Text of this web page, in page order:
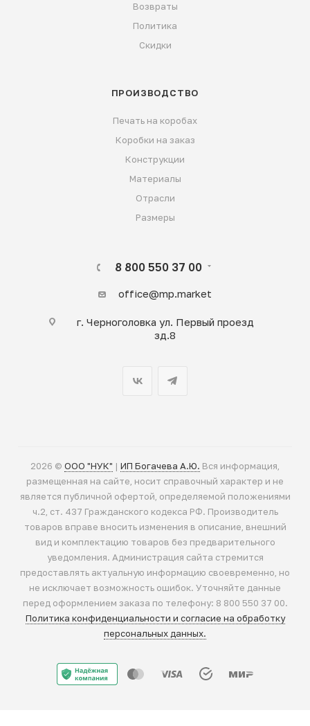
Возвраты
Политика
Скидки
ПРОИЗВОДСТВО
Печать на коробах
Коробки на заказ
Конструкции
Материалы
Отрасли
Размеры
8 800 550 37 00
office@mp.market
г. Черноголовка ул. Первый проезд
зд.8
2026 © ООО "НУК" | ИП Богачева А.Ю. Вся информация,
размещенная на сайте, носит справочный характер и не
является публичной офертой, определяемой положениями
ч.2, ст. 437 Гражданского кодекса РФ. Производитель
товаров вправе вносить изменения в описание, внешний
вид и комплектацию товаров без предварительного
уведомления. Администрация сайта стремится
предоставлять актуальную информацию своевременно, но
не исключает возможность ошибок. Уточняйте данные
перед оформлением заказа по телефону: 8 800 550 37 00.
Политика конфиденциальности и согласие на обработку
персональных данных.